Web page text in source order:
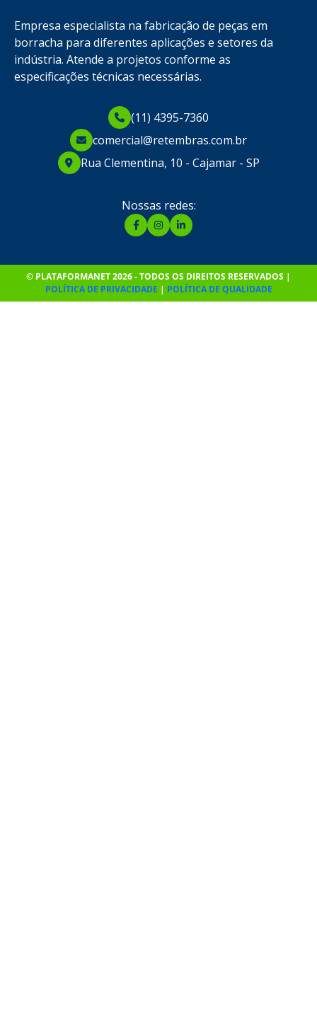
Empresa especialista na fabricação de peças em
borracha para diferentes aplicações e setores da
indústria. Atende a projetos conforme as
especificações técnicas necessárias.
(11) 4395-7360
comercial@retembras.com.br
Rua Clementina, 10 - Cajamar - SP
Nossas redes:
© PLATAFORMANET 2026 - TODOS OS DIREITOS RESERVADOS |
POLÍTICA DE PRIVACIDADE | POLÍTICA DE QUALIDADE